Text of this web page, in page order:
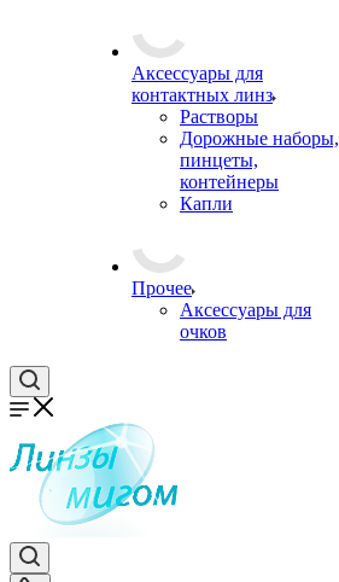
Аксессуары для
контактных линз
Растворы
Дорожные наборы,
пинцеты,
контейнеры
Капли
Прочее
Аксессуары для
очков